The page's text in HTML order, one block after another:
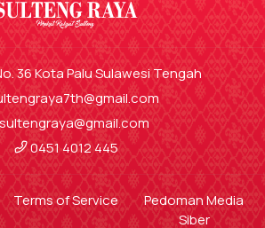
36 Kota Palu Sulawesi Tengah
0451 4012 445
Terms of Service
Pedoman Media
Siber